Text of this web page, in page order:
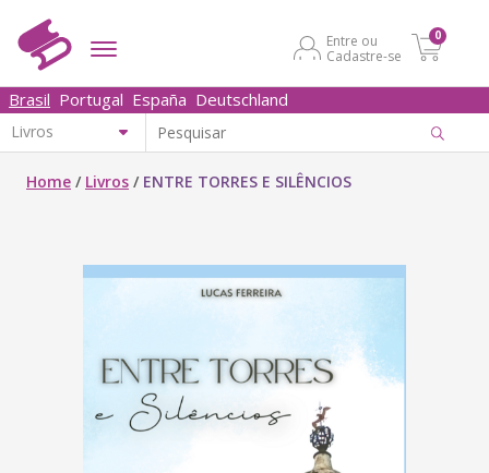
Entre ou
Cadastre-se
0
Brasil Portugal España Deutschland
Home / Livros / ENTRE TORRES E SILÊNCIOS